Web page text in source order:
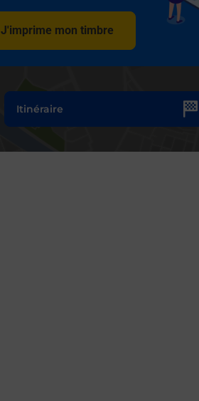
J'imprime mon timbre
Itinéraire